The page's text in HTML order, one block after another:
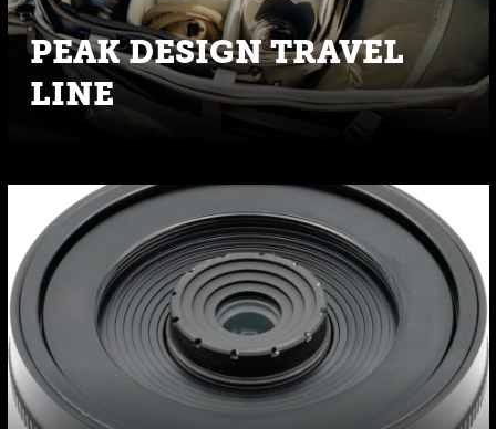
PEAK DESIGN TRAVEL
LINE